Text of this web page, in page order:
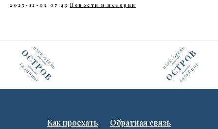
2025-12-02 07:43 Новости и истории
ПАРК-ОТЕЛЬ
ОСТРОВ
ГЛЭМПИНГ ПАРК-ОТЕЛЬ
ОСТРОВГЛЭМПИНГ
Как проехать
Обратная связь